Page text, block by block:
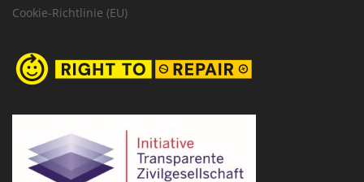
Cookie-Richtlinie (EU)